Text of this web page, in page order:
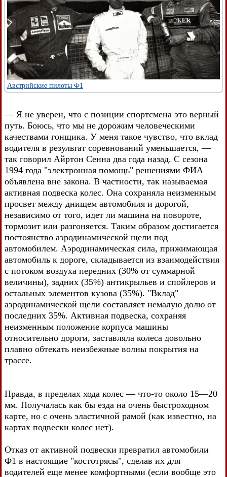
Австрийские пилоты Ф1
— Я не уверен, что с позиции спортсмена это верный
путь. Боюсь, что мы не дорожим человеческими
качествами гонщика. У меня такое чувство, что вклад
водителя в результат соревнований уменьшается, —
так говорил Айртон Сенна два года назад. С сезона
1994 года "электронная помощь" решениями ФИА
объявлена вне закона. В частности, так называемая
активная подвеска колес. Она сохраняла неизменным
просвет между днищем автомобиля и дорогой,
независимо от того, идет ли машина на повороте,
тормозит или разгоняется. Таким образом достигается
постоянство аэродинамической щели под
автомобилем. Аэродинамическая сила, прижимающая
автомобиль к дороге, складывается из взаимодействия
с потоком воздуха передних (30% от суммарной
величины), задних (35%) антикрыльев и спойлеров и
остальных элементов кузова (35%). "Вклад"
аэродинамической щели составляет немалую долю от
последних 35%. Активная подвеска, сохраняя
неизменным положение корпуса машины
относительно дороги, заставляла колеса довольно
плавно обтекать неизбежные волны покрытия на
трассе.
Правда, в пределах хода колес — что-то около 15—20
мм. Получалась как бы езда на очень быстроходном
карте, но с очень эластичной рамой (как известно, на
картах подвески колес нет).
Отказ от активной подвески превратил автомобили
Ф1 в настоящие "костотрясы", сделав их для
водителей еще менее комфортными (если вообще это